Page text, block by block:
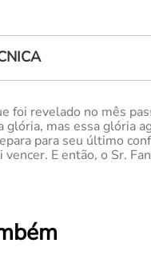
foi revelado no mês
mas essa glória
para seu último
E então, o Sr.